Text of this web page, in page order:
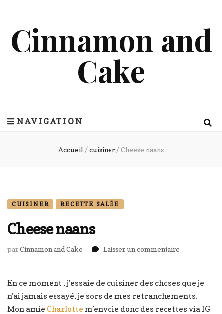
Cinnamon and
Cake
NAVIGATION
Accueil /cuisiner /Cheese naans
CUISINER RECETTE SALÉE
Cheese naans
parCinnamon and Cake Laisser un commentaire
En ce moment , j’essaie de cuisiner des choses que je
n’ai jamais essayé, je sors de mes retranchements.
Mon amie Charlotte m’envoie donc des recettes via IG